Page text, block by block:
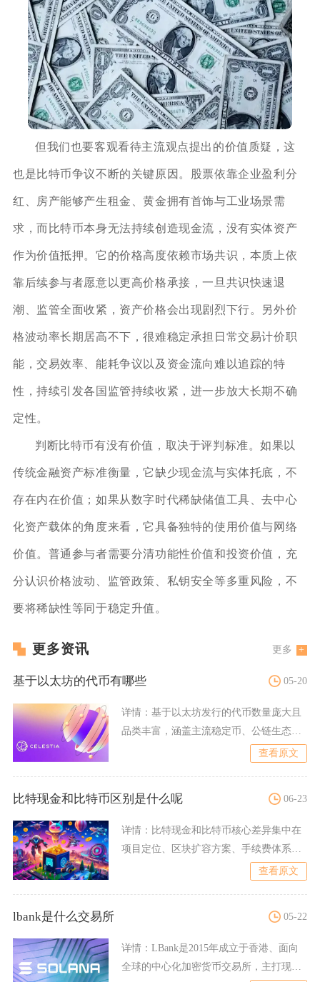
但我们也要客观看待主流观点提出的价值质疑，这
也是比特币争议不断的关键原因。股票依靠企业盈利分
红、房产能够产生租金、黄金拥有首饰与工业场景需
求，而比特币本身无法持续创造现金流，没有实体资产
作为价值抵押。它的价格高度依赖市场共识，本质上依
靠后续参与者愿意以更高价格承接，一旦共识快速退
潮、监管全面收紧，资产价格会出现剧烈下行。另外价
格波动率长期居高不下，很难稳定承担日常交易计价职
能，交易效率、能耗争议以及资金流向难以追踪的特
性，持续引发各国监管持续收紧，进一步放大长期不确
定性。
判断比特币有没有价值，取决于评判标准。如果以
传统金融资产标准衡量，它缺少现金流与实体托底，不
存在内在价值；如果从数字时代稀缺储值工具、去中心
化资产载体的角度来看，它具备独特的使用价值与网络
价值。普通参与者需要分清功能性价值和投资价值，充
分认识价格波动、监管政策、私钥安全等多重风险，不
要将稀缺性等同于稳定升值。
更多资讯 更多
基于以太坊的代币有哪些 05-20
详情： 基于以太坊发行的代币数量庞大且
品类丰富，涵盖主流稳定币、公链生态代
查看原文
比特现金和比特币区别是什么呢 06-23
详情： 比特现金和比特币核心差异集中在
项目定位、区块扩容方案、手续费体系以
查看原文
lbank是什么交易所 05-22
详情： LBank是2015年成立于香港、面向
全球的中心化加密货币交易所，主打现